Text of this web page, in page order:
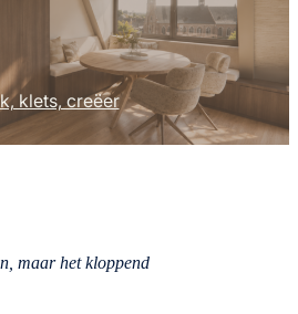
klets, creëer
maar het kloppend